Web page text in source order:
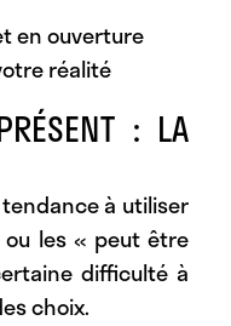
en ouverture
réalité
: LA
à utiliser
ou les « peut être
difficulté à
choix.